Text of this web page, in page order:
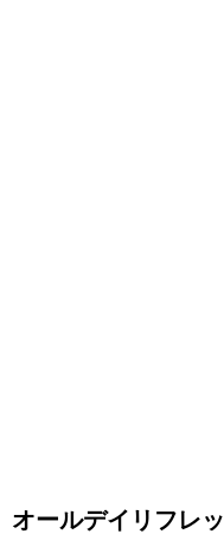
オールデイリフレ